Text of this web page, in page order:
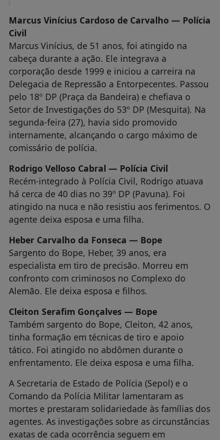
Marcus Vinícius Cardoso de Carvalho — Polícia
Civil
Marcus Vinícius, de 51 anos, foi atingido na
cabeça durante a ação. Ele integrava a
corporação desde 1999 e iniciou a carreira na
Delegacia de Repressão a Entorpecentes. Passou
pelo 18º DP (Praça da Bandeira) e chefiava o
Setor de Investigações do 53º DP (Mesquita). Na
segunda-feira (27), havia sido promovido
internamente, alcançando o cargo máximo de
comissário de polícia.
Rodrigo Velloso Cabral — Polícia Civil
Recém-integrado à Polícia Civil, Rodrigo atuava
há cerca de 40 dias no 39º DP (Pavuna). Foi
atingido na nuca e não resistiu aos ferimentos. O
agente deixa esposa e uma filha.
Heber Carvalho da Fonseca — Bope
Sargento do Bope, Heber, 39 anos, era
especialista em tiro de precisão. Morreu em
confronto com criminosos no Complexo do
Alemão. Ele deixa esposa e filhos.
Cleiton Serafim Gonçalves — Bope
Também sargento do Bope, Cleiton, 42 anos,
tinha formação em técnicas de tiro e apoio
tático. Foi atingido no abdômen durante o
enfrentamento. Ele deixa esposa e uma filha.
A Secretaria de Estado de Polícia (Sepol) e o
Comando da Polícia Militar lamentaram as
mortes e prestaram solidariedade às famílias dos
agentes. As investigações sobre as circunstâncias
exatas de cada ocorrência seguem em